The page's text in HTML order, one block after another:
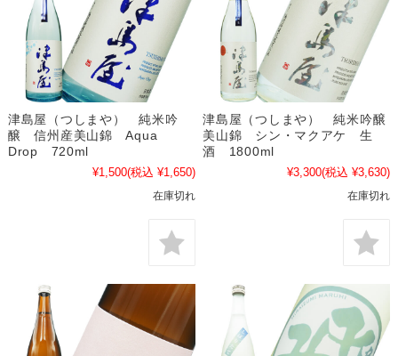
津島屋（つしまや） 純米吟
醸 信州産美山錦 Aqua
Drop 720ml
¥1,500(税込 ¥1,650)
在庫切れ
津島屋（つしまや） 純米吟醸
美山錦 シン・マクアケ 生
酒 1800ml
¥3,300(税込 ¥3,630)
在庫切れ